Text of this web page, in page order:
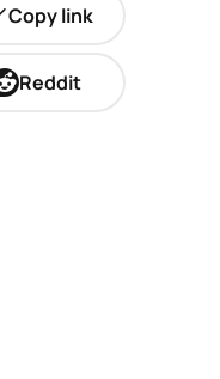
Copy link
Reddit